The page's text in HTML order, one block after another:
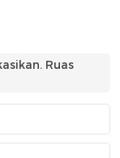
Ruas